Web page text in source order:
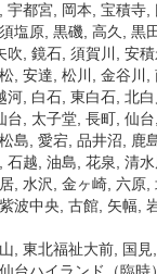
宇都宮, 岡本, 宝積寺,
塩原, 黒磯, 高久, 黒
吹, 鏡石, 須賀川, 安
, 安達, 松川, 金谷川,
河, 白石, 東白石, 北
台, 太子堂, 長町, 仙
島, 愛宕, 品井沼, 鹿
石越, 油島, 花泉, 清
, 水沢, 金ヶ崎, 六原,
波中央, 古館, 矢幅,
, 東北福祉大前, 国